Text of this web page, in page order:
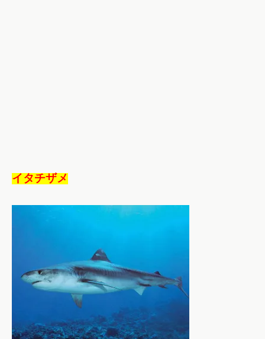
イタチザメ